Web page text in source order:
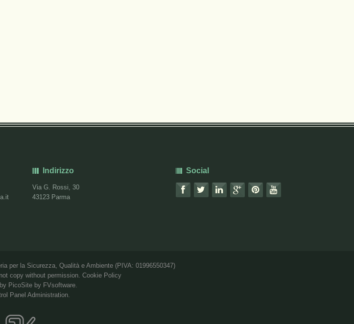
Indirizzo
Via G. Rossi, 30
43123 Parma
Social
per la Sicurezza, Qualità e Ambiente (PIVA: 01996550347)
copy without permission. Cookie Policy
PicoSiteby FVsoftware.
Panel Administration.